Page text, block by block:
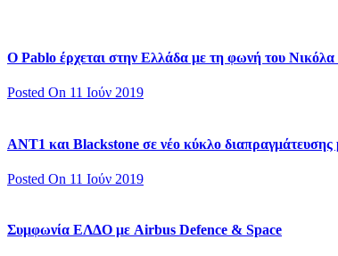
Ο Pablo έρχεται στην Ελλάδα με τη φωνή του
Posted On 11 Ιούν 2019
ΑΝΤ1 και Blackstone σε νέο κύκλο διαπραγμάτευσης
Posted On 11 Ιούν 2019
Συμφωνία ΕΛΔΟ με Airbus Defence & Space